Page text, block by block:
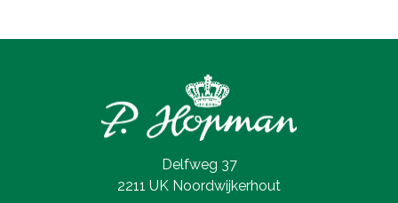
Delfweg 37
2211 UK Noordwijkerhout